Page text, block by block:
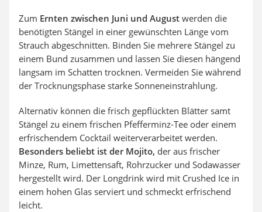
Zum Ernten zwischen Juni und August werden die
benötigten Stängel in einer gewünschten Länge vom
Strauch abgeschnitten. Binden Sie mehrere Stängel zu
einem Bund zusammen und lassen Sie diesen hängend
langsam im Schatten trocknen. Vermeiden Sie während
der Trocknungsphase starke Sonneneinstrahlung.
Alternativ können die frisch gepflückten Blätter samt
Stängel zu einem frischen Pfefferminz-Tee oder einem
erfrischendem Cocktail weiterverarbeitet werden.
Besonders beliebt ist der Mojito, der aus frischer
Minze, Rum, Limettensaft, Rohrzucker und Sodawasser
hergestellt wird. Der Longdrink wird mit Crushed Ice in
einem hohen Glas serviert und schmeckt erfrischend
leicht.